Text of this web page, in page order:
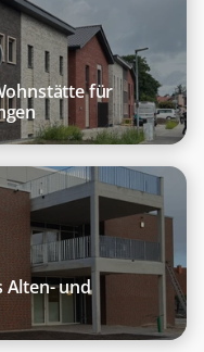
für
Alten- und